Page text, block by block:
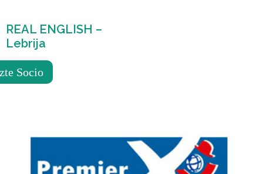
REAL ENGLISH –
Lebrija
por admin
Socio